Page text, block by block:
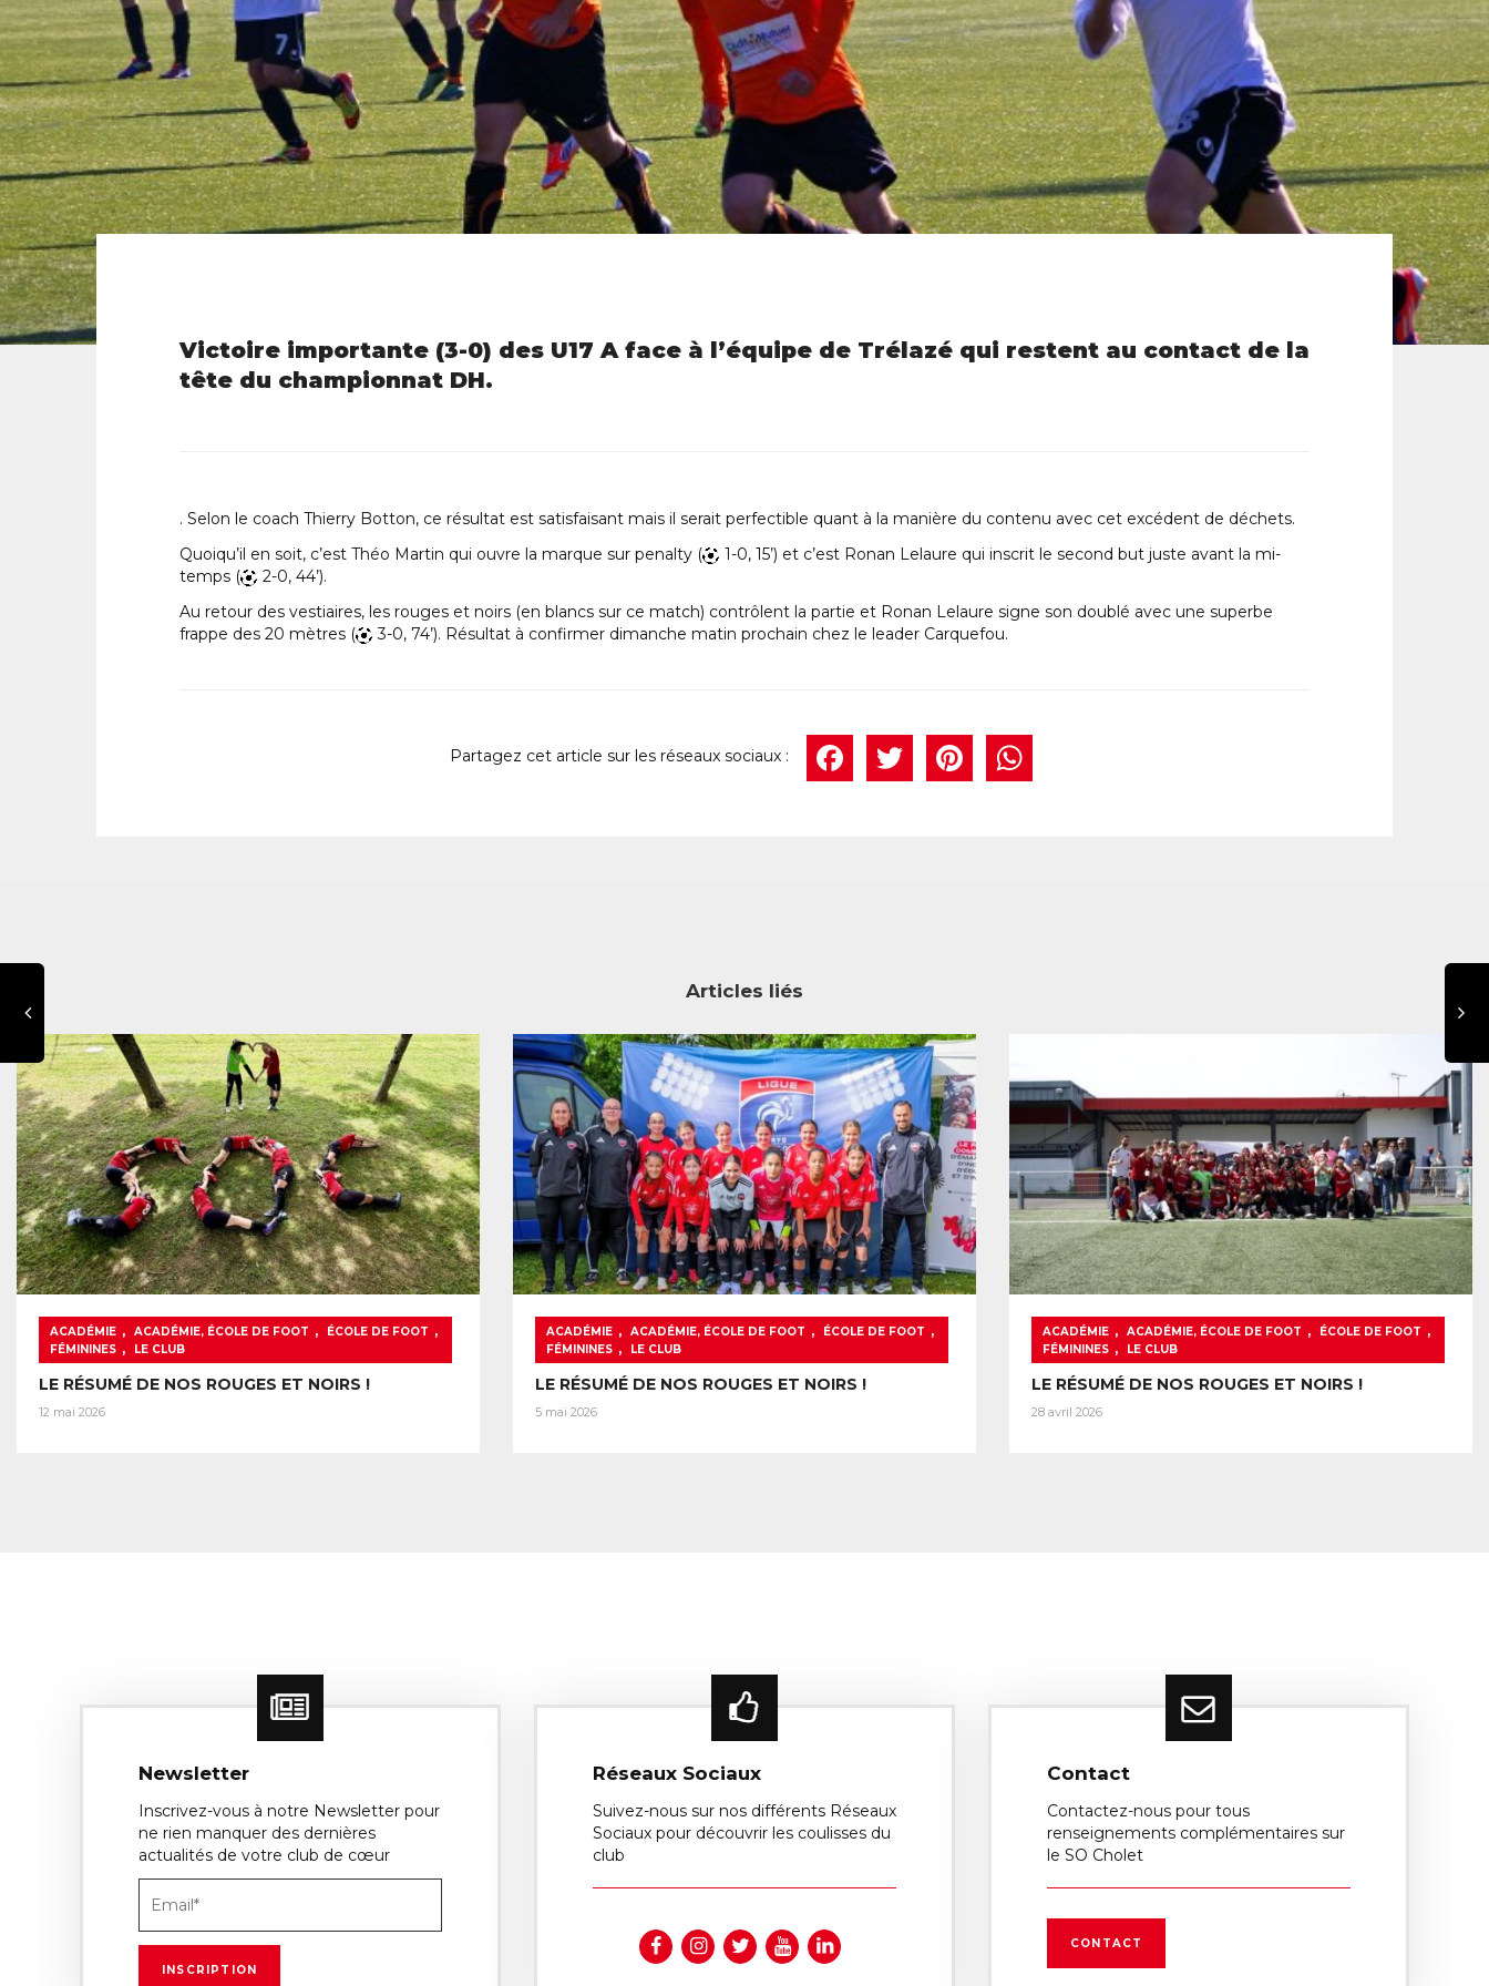
Victoire importante (3-0) des U17 A face à l’équipe de Trélazé qui restent au contact de la
tête du championnat DH.
. Selon le coach Thierry Botton, ce résultat est satisfaisant mais il serait perfectible quant à la manière du contenu avec cet excédent de déchets.
Quoiqu’il en soit, c’est Théo Martin qui ouvre la marque sur penalty (
1-0, 15’) et c’est Ronan Lelaure qui inscrit le second but juste avant la mi-
temps (
2-0, 44’).
Au retour des vestiaires, les rouges et noirs (en blancs sur ce match) contrôlent la partie et Ronan Lelaure signe son doublé avec une superbe
frappe des 20 mètres (
3-0, 74’). Résultat à confirmer dimanche matin prochain chez le leader Carquefou.
Facebook
TwitterPinterest
Articles liés
ACADÉMIE , ACADÉMIE, ÉCOLE DE FOOT , ÉCOLE DE FOOT ,
FÉMININES , LE CLUB
LE RÉSUMÉ DE NOS ROUGES ET NOIRS !
12 mai 2026
ACADÉMIE , ACADÉMIE, ÉCOLE DE FOOT , ÉCOLE DE FOOT ,
FÉMININES , LE CLUB
LE RÉSUMÉ DE NOS ROUGES ET NOIRS !
5 mai 2026
ACADÉMIE , ACADÉMIE, ÉCOLE DE FOOT , ÉCOLE DE FOOT ,
FÉMININES , LE CLUB
LE RÉSUMÉ DE NOS ROUGES ET NOIRS !
28 avril 2026
Newsletter
Inscrivez-vous à notre Newsletter pour
ne rien manquer des dernières
actualités de votre club de cœur
Réseaux Sociaux
Suivez-nous sur nos différents Réseaux
Sociaux pour découvrir les coulisses du
club
Contact
Contactez-nous pour tous
renseignements complémentaires sur
le SO Cholet
CONTACT